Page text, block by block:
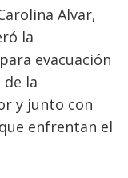
Alvar,
la
evacuación
de la
y junto con
enfrentan el